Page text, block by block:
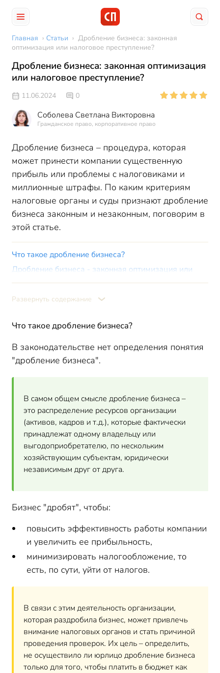
Главная › Статьи › Дробление бизнеса: законная
оптимизация или налоговое преступление?
Дробление бизнеса: законная оптимизация
или налоговое преступление?
11.06.2024 0
Соболева Светлана Викторовна
Гражданское право, корпоративное право
Дробление бизнеса – процедура, которая
может принести компании существенную
прибыль или проблемы с налоговиками и
миллионные штрафы. По каким критериям
налоговые органы и суды признают дробление
бизнеса законным и незаконным, поговорим в
этой статье.
Что такое дробление бизнеса?
Дробление бизнеса - законная оптимизация или
Дробление бизнеса: 17 признаков от ФНС России
бизнеса при проверках?
Доказательства наличия признаков дробления бизнеса
Что такое деловая цель дробления бизнеса?
Дробление бизнеса - судебная практика
Дробление бизнеса - признаки для налоговой
инспекции, которые говорят о законности и
обоснованности дробления
Дробление бизнеса - признаки для налоговой
инспекции, которые говорят о незаконном дроблении с
целью уйти от налогов
Доначисление налогов за незаконное дробление
Налоговая амнистия по дроблению бизнеса в 2024
году
Развернуть содержание
Что такое дробление бизнеса?
В законодательстве нет определения понятия
"дробление бизнеса".
В самом общем смысле дробление бизнеса –
это распределение ресурсов организации
(активов, кадров и т.д.), которые фактически
принадлежат одному владельцу или
выгодоприобретателю, по нескольким
хозяйствующим субъектам, юридически
независимым друг от друга.
Бизнес "дробят", чтобы:
повысить эффективность работы компании
и увеличить ее прибыльность,
минимизировать налогообложение, то
есть, по сути, уйти от налогов.
В связи с этим деятельность организации,
которая раздробила бизнес, может привлечь
внимание налоговых органов и стать причиной
проведения проверок. Их цель – определить,
не осуществило ли юрлицо дробление бизнеса
только для того, чтобы платить в бюджет как